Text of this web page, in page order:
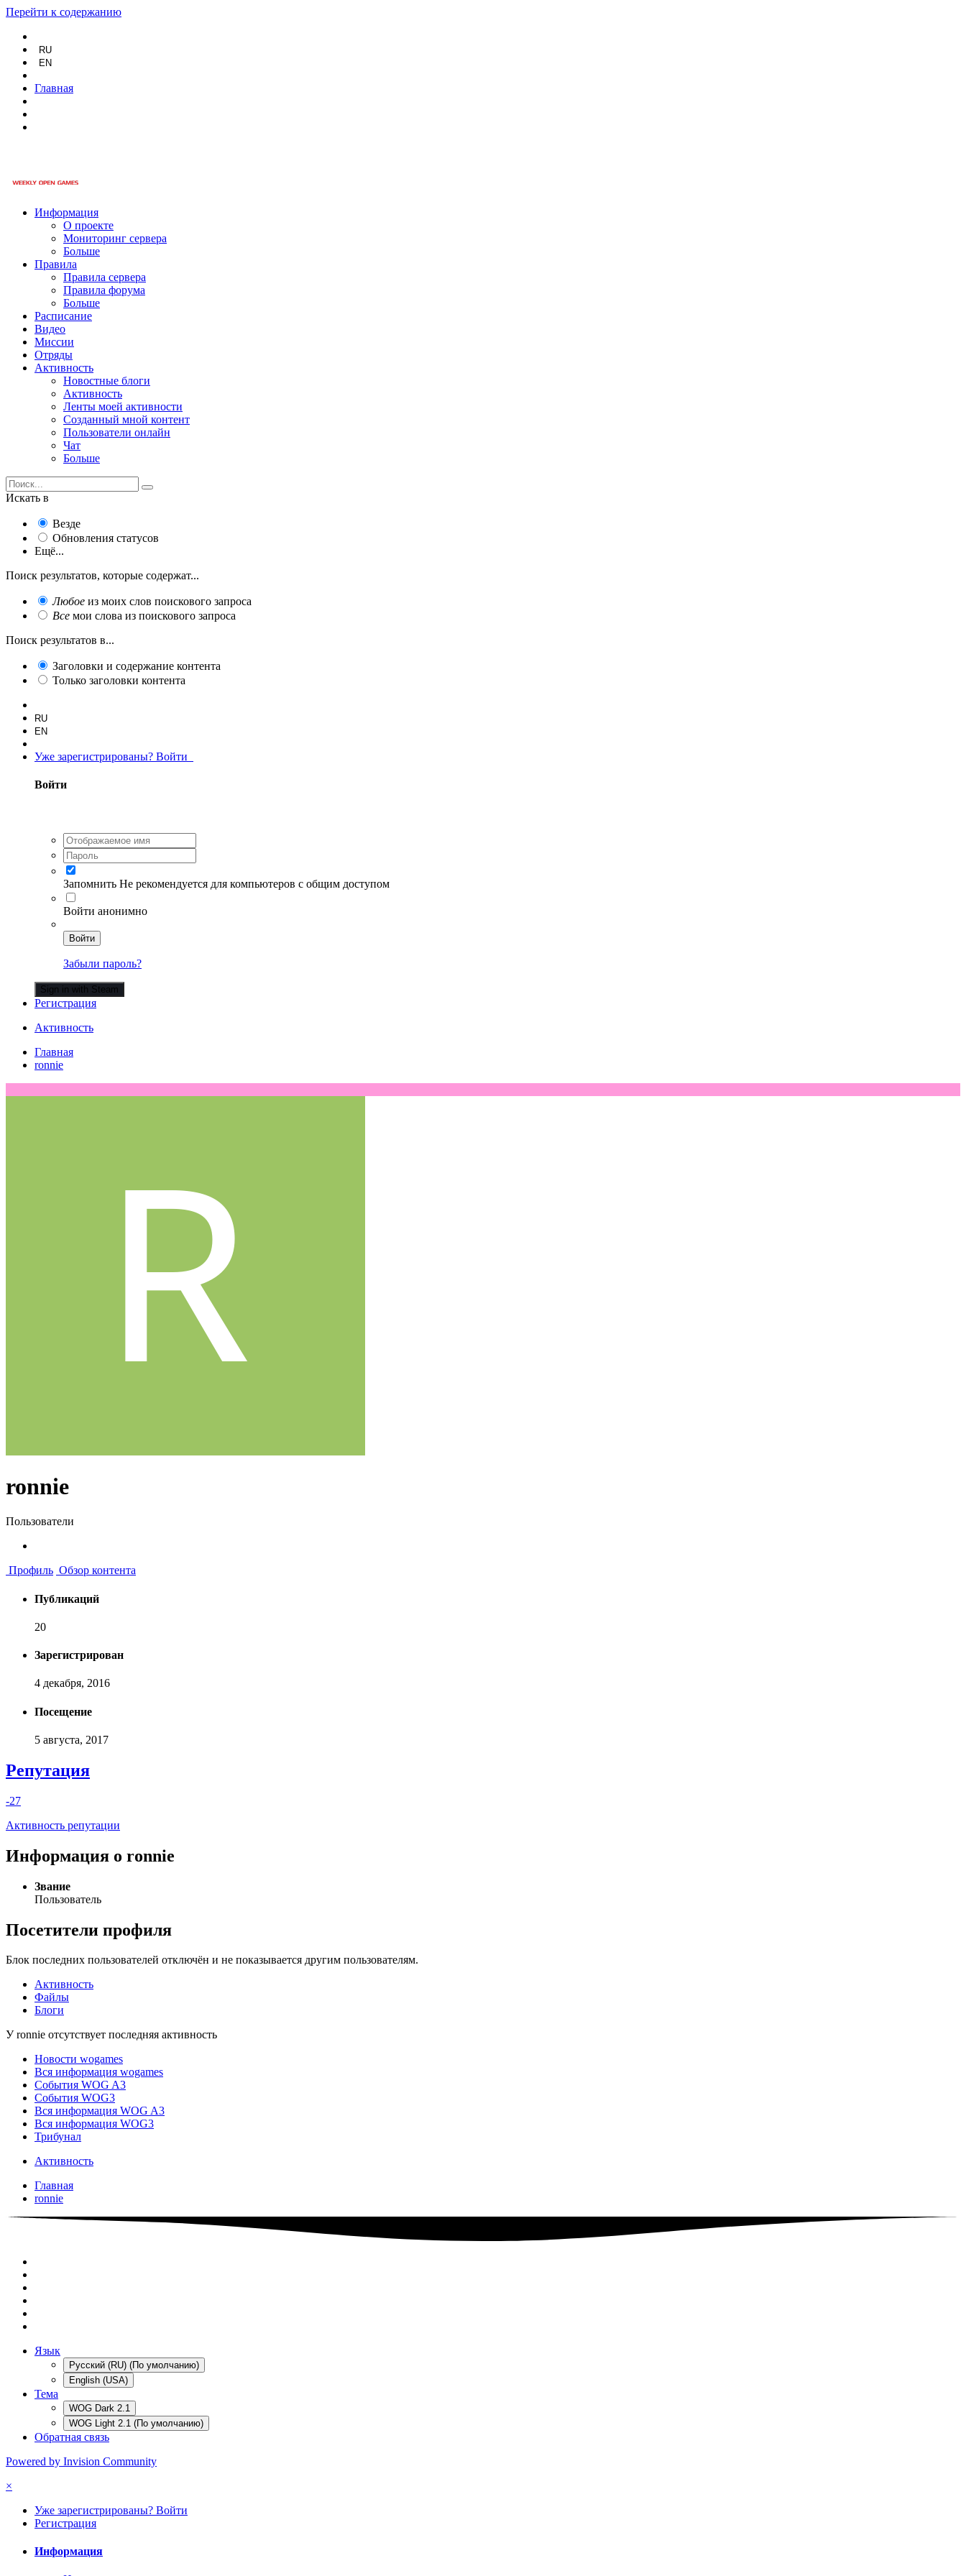
Перейти к содержанию
RU
EN
Главная
Информация
О проекте
Мониторинг сервера
Больше
Правила
Правила сервера
Правила форума
Больше
Расписание
Видео
Миссии
Отряды
Активность
Новостные блоги
Активность
Ленты моей активности
Созданный мной контент
Пользователи онлайн
Чат
Больше
Искать в
Везде
Обновления статусов
Ещё...
Поиск результатов, которые содержат...
Любое из моих слов поискового запроса
Все мои слова из поискового запроса
Поиск результатов в...
Заголовки и содержание контента
Только заголовки контента
RU
EN
Уже зарегистрированы? Войти
Войти
Запомнить Не рекомендуется для компьютеров с общим доступом
Войти анонимно
Войти
Забыли пароль?
Sign in with Steam
Регистрация
Активность
Главная
ronnie
ronnie
Пользователи
Профиль Обзор контента
Публикаций
20
Зарегистрирован
4 декабря, 2016
Посещение
5 августа, 2017
Репутация
-27
Активность репутации
Информация о ronnie
Звание
Пользователь
Посетители профиля
Блок последних пользователей отключён и не показывается другим пользователям.
Активность
Файлы
Блоги
У ronnie отсутствует последняя активность
Новости wogames
Вся информация wogames
События WOG A3
События WOG3
Вся информация WOG A3
Вся информация WOG3
Трибунал
Активность
Главная
ronnie
Язык
Русский (RU) (По умолчанию)
English (USA)
Тема
WOG Dark 2.1
WOG Light 2.1 (По умолчанию)
Обратная связь
Powered by Invision Community
×
Уже зарегистрированы? Войти
Регистрация
Информация